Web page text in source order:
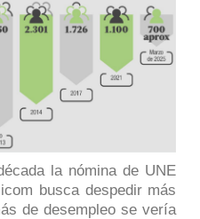
la nómina de UNE
busca despedir más
de desempleo se vería